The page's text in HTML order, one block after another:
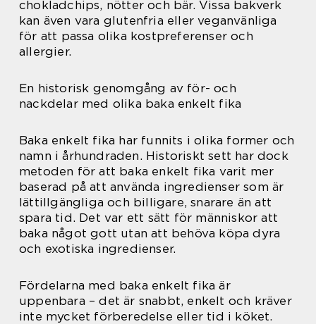
chokladchips, nötter och bär. Vissa bakverk
kan även vara glutenfria eller veganvänliga
för att passa olika kostpreferenser och
allergier.
En historisk genomgång av för- och
nackdelar med olika baka enkelt fika
Baka enkelt fika har funnits i olika former och
namn i århundraden. Historiskt sett har dock
metoden för att baka enkelt fika varit mer
baserad på att använda ingredienser som är
lättillgängliga och billigare, snarare än att
spara tid. Det var ett sätt för människor att
baka något gott utan att behöva köpa dyra
och exotiska ingredienser.
Fördelarna med baka enkelt fika är
uppenbara – det är snabbt, enkelt och kräver
inte mycket förberedelse eller tid i köket.